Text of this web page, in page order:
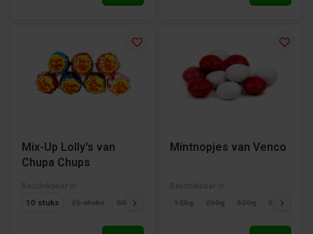
Mix-Up Lolly's van
Chupa Chups
Beschikbaar in
10 stuks
25 stuks 50 stuks
Mintnopjes van Venco
Beschikbaar in
125g
250g 500g 1000g